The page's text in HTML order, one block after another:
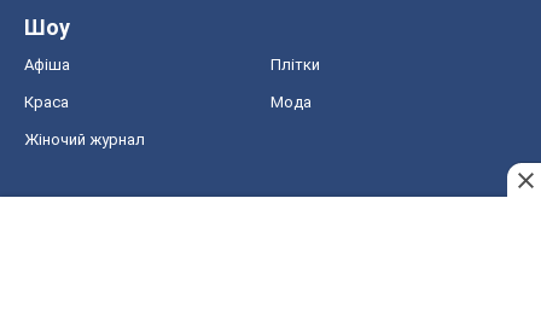
Шоу
Афіша Плітки
Краса Мода
Жіночий журнал